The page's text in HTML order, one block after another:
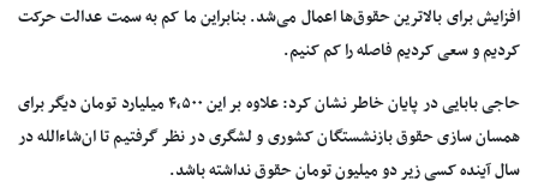
افزایش برای بالاترین حقوق‌ها اعمال می‌شد. بنابراین ما کم به سمت عدالت حرکت
کردیم و سعی کردیم فاصله را کم کنیم.
حاجی بابایی در پایان خاطر نشان کرد: علاوه بر این ۴,۵۰۰ میلیارد تومان دیگر برای
همسان سازی حقوق بازنشستگان کشوری و لشگری در نظر گرفتیم تا ان‌شاءالله در
سال آینده کسی زیر دو میلیون تومان حقوق نداشته باشد.